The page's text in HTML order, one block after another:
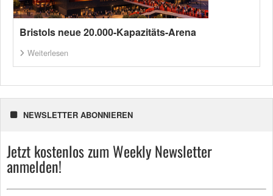
Bristols neue 20.000-Kapazitäts-Arena
Weiterlesen
NEWSLETTER ABONNIEREN
Jetzt kostenlos zum Weekly Newsletter
anmelden!